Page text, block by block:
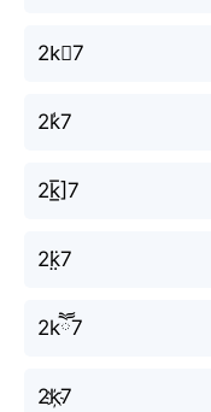
2k⃣7
2k̾7
2k̲̅]7
2k̤̈7
2kཽ7
2k҉7